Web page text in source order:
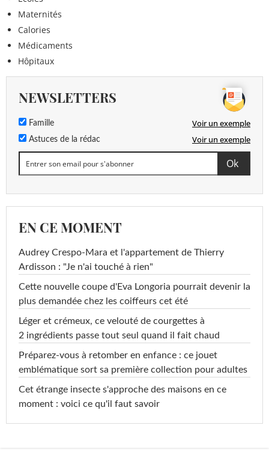
Maternités
Calories
Médicaments
Hôpitaux
NEWSLETTERS
Famille Voir un exemple
Astuces de la rédac Voir un exemple
EN CE MOMENT
Audrey Crespo-Mara et l'appartement de Thierry
Ardisson : "Je n'ai touché à rien"
Cette nouvelle coupe d'Eva Longoria pourrait devenir la
plus demandée chez les coiffeurs cet été
Léger et crémeux, ce velouté de courgettes à
2 ingrédients passe tout seul quand il fait chaud
Préparez-vous à retomber en enfance : ce jouet
emblématique sort sa première collection pour adultes
Cet étrange insecte s'approche des maisons en ce
moment : voici ce qu'il faut savoir